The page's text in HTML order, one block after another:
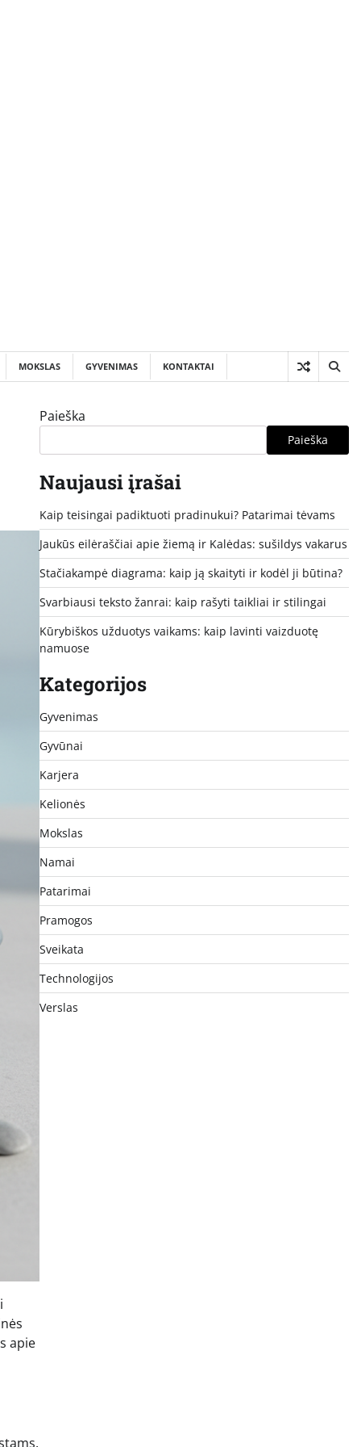
MOKSLAS GYVENIMAS KONTAKTAI
apie
Paieška
Paieška
Naujausi įrašai
Kaip teisingai padiktuoti pradinukui? Patarimai tėvams
Jaukūs eilėraščiai apie žiemą ir Kalėdas: sušildys vakarus
Stačiakampė diagrama: kaip ją skaityti ir kodėl ji būtina?
Svarbiausi teksto žanrai: kaip rašyti taikliai ir stilingai
Kūrybiškos užduotys vaikams: kaip lavinti vaizduotę
namuose
Kategorijos
Gyvenimas
Gyvūnai
Karjera
Kelionės
Mokslas
Namai
Patarimai
Pramogos
Sveikata
Technologijos
Verslas